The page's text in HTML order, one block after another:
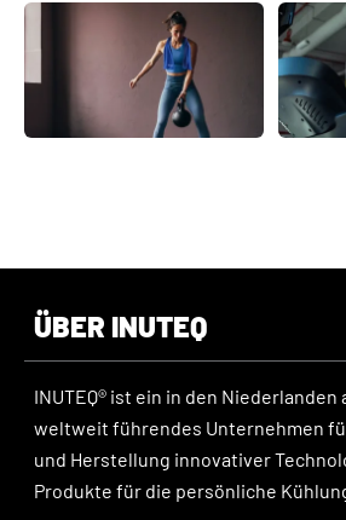
ÜBER INUTEQ
INUTEQ® ist ein in den Niederlanden
weltweit führendes Unternehmen
und Herstellung innovativer
Produkte für die persönliche